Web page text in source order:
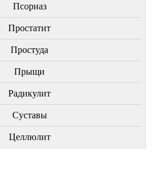
Пcориаз
Простатит
Простуда
Прыщи
Радикулит
Суставы
Целлюлит